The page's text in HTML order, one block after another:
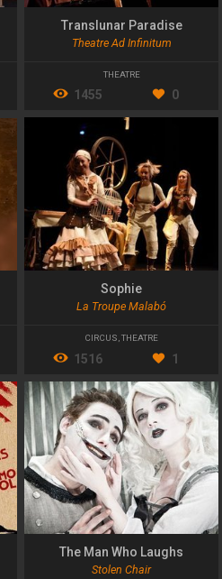
Translunar Paradise
Theatre Ad Infinitum
THEATRE
1455 0
Sophie
La Troupe Malabó
CIRCUS THEATRE
1516 1
The Man Who Laughs
Stolen Chair